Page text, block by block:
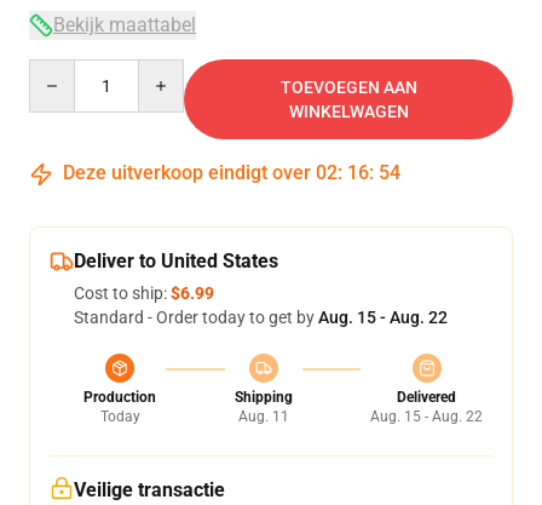
Bekijk maattabel
TOEVOEGEN AAN
WINKELWAGEN
Deze uitverkoop eindigt over 02: 16: 54
Deliver to United States
Cost to ship:$6.99
Standard - Order today to get byAug. 15 - Aug. 22
Production
Today
Shipping
Aug. 11
Delivered
Aug. 15 - Aug. 22
Veilige transactie